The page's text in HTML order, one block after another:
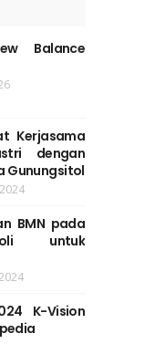
Balance
Kerjasama
dengan
Gunungsitol
BMN pada
untuk
K-Vision